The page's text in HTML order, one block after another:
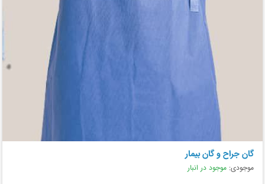
گان جراح و گان بیمار
موجودی: موجود در انبار